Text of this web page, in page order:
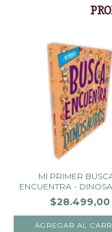
MI PRIMER
ENCUENTRA -
$28.499,00